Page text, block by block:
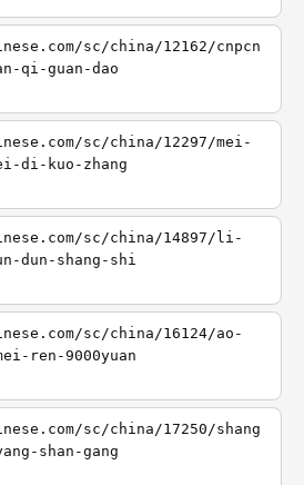
sc/china/12162/cnpcn
qi-guan-dao
sc/china/12297/mei-
di-kuo-zhang
sc/china/14897/li-
dun-shang-shi
sc/china/16124/ao-
ren-9000yuan
sc/china/17250/shang
shan-gang